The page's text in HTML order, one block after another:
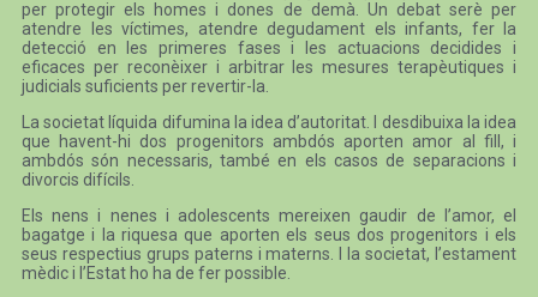
per protegir els homes i dones de demà. Un debat serè per
atendre les víctimes, atendre degudament els infants, fer la
detecció en les primeres fases i les actuacions decidides i
eficaces per reconèixer i arbitrar les mesures terapèutiques i
judicials suficients per revertir-la.
La societat líquida difumina la idea d’autoritat. I desdibuixa la idea
que havent-hi dos progenitors ambdós aporten amor al fill, i
ambdós són necessaris, també en els casos de separacions i
divorcis difícils.
Els nens i nenes i adolescents mereixen gaudir de l’amor, el
bagatge i la riquesa que aporten els seus dos progenitors i els
seus respectius grups paterns i materns. I la societat, l’estament
mèdic i l’Estat ho ha de fer possible.